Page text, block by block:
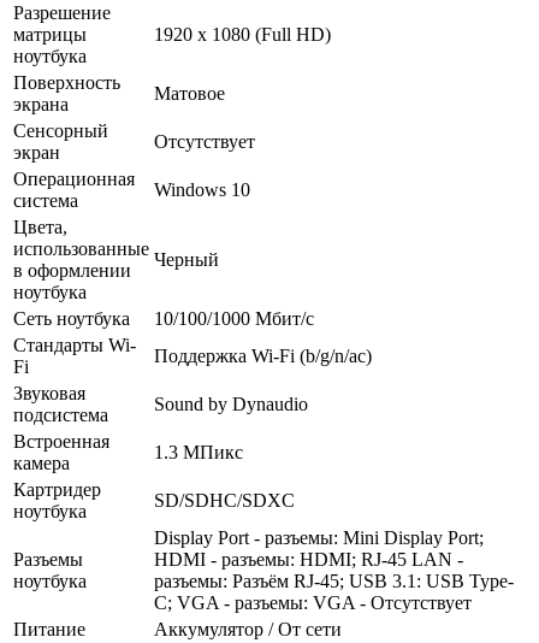
Разрешение
матрицы
ноутбука
1920 х 1080 (Full HD)
Поверхность
экрана
Матовое
Сенсорный
экран
Отсутствует
Операционная
система
Windows 10
Цвета,
использованные
в оформлении
ноутбука
Черный
Сеть ноутбука
10/­100/­1000 Мбит/­с
Стандарты Wi-
Fi
Поддержка Wi-Fi (b/­g/­n/­ac)
Звуковая
подсистема
Sound by Dynaudio
Встроенная
камера
1.3 МПикс
Картридер
ноутбука
SD/­SDHC/­SDXC
Разъемы
ноутбука
Display Port - разъемы: Mini Display Port;
HDMI - разъемы: HDMI; RJ-45 LAN -
разъемы: Разъём RJ-45; USB 3.1: USB Type-
C; VGA - разъемы: VGA - Отсутствует
Питание
Аккумулятор /­ От сети